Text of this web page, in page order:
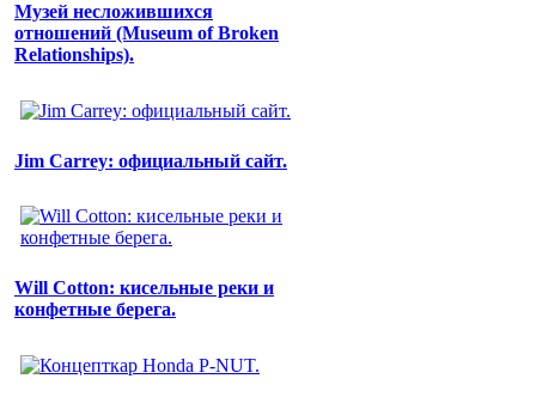
Музей несложившихся
отношений (Museum of Broken
Relationships).
Jim Carrey: официальный сайт.
Will Cotton: кисельные реки и
конфетные берега.